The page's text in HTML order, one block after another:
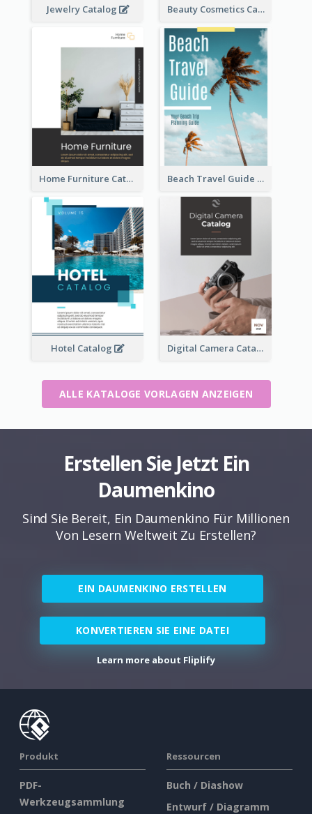
Jewelry Catalog Beauty Cosmetics Catalog
Home Furniture Catalog Beach Travel Guide
Hotel Catalog Digital Camera Catalog
ALLE KATALOGE VORLAGEN ANZEIGEN
Erstellen Sie Jetzt Ein
Daumenkino
Sind Sie Bereit, Ein Daumenkino Für Millionen
Von Lesern Weltweit Zu Erstellen?
EIN DAUMENKINO ERSTELLEN
KONVERTIEREN SIE EINE DATEI
Learn more about Fliplify
Produkt
PDF-
Werkzeugsammlung
Ressourcen
Buch / Diashow
Entwurf / Diagramm